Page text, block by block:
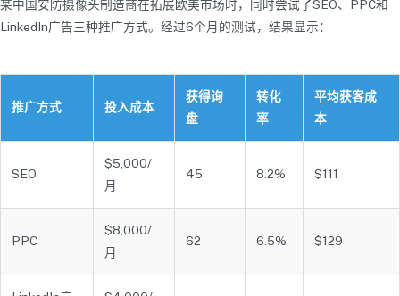
某中国安防摄像头制造商在拓展欧美市场时，同时尝试了SEO、PPC和
LinkedIn广告三种推广方式。经过6个月的测试，结果显示：
推广方式 投入成本
获得询
盘
转化
率
平均获客成
本
SEO
$5,000/
月
45 8.2% $111
PPC
$8,000/
月
62 6.5% $129